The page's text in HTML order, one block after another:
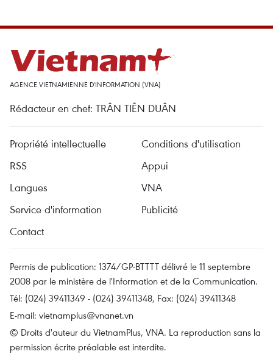
AGENCE VIETNAMIENNE D'INFORMATION (VNA)
Rédacteur en chef: TRÂN TIÊN DUÂN
Propriété intellectuelle
Conditions d'utilisation
RSS
Appui
Langues
VNA
Service d'information
Publicité
Contact
Permis de publication: 1374/GP-BTTTT délivré le 11 septembre
2008 par le ministère de l'Information et de la Communication.
Tél: (024) 39411349 - (024) 39411348, Fax: (024) 39411348
E-mail: vietnamplus@vnanet.vn
© Droits d'auteur du VietnamPlus, VNA. La reproduction sans la
permission écrite préalable est interdite.